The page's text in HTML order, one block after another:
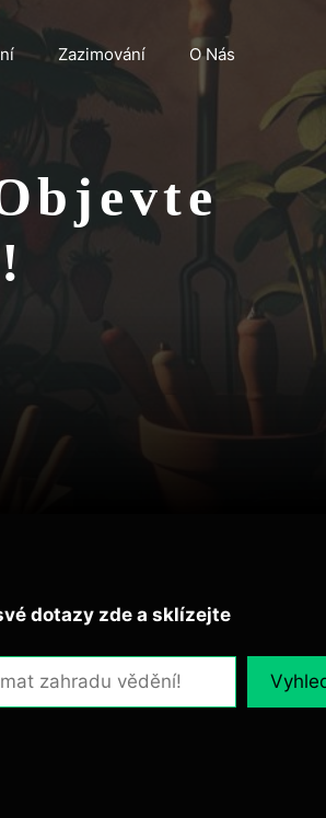
Zazimování O Nás
dotazy zde a sklízejte